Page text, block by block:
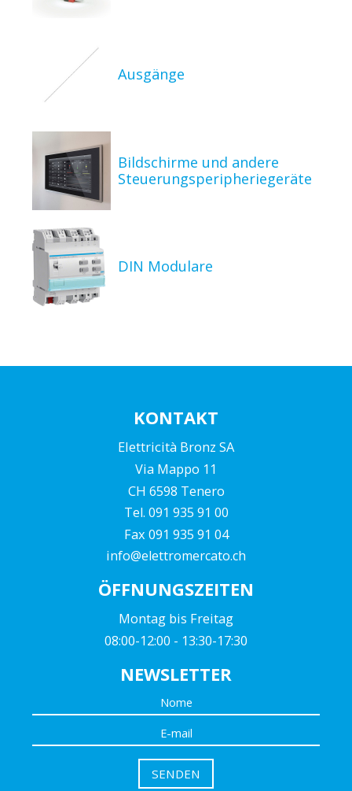
Ausgänge
Bildschirme und andere
Steuerungsperipheriegeräte
DIN Modulare
KONTAKT
Elettricità Bronz SA
Via Mappo 11
CH 6598 Tenero
Tel. 091 935 91 00
Fax 091 935 91 04
info@elettromercato.ch
ÖFFNUNGSZEITEN
Montag bis Freitag
08:00-12:00 - 13:30-17:30
NEWSLETTER